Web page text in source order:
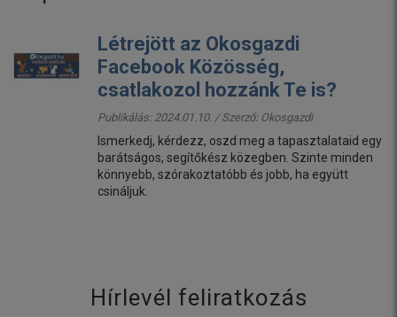
Létrejött az Okosgazdi
Facebook Közösség,
csatlakozol hozzánk Te is?
Publikálás: 2024.01.10. / Szerző: Okosgazdi
Ismerkedj, kérdezz, oszd meg a tapasztalataid egy
barátságos, segítőkész közegben. Szinte minden
könnyebb, szórakoztatóbb és jobb, ha együtt
csináljuk.
Hírlevél feliratkozás